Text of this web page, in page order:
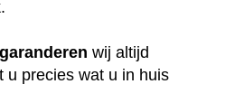
.
garanderen wij altijd
u precies wat u in huis